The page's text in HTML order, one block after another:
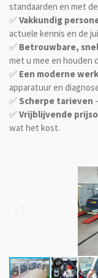
standaarden en met
✅Vakkundig
actuele kennis en de
✅ Betrouwbare,
met u mee en houden
✅ Een moderne
apparatuur en
✅ Scherpe tarieven
✅Vrijblijvende
wat het kost.